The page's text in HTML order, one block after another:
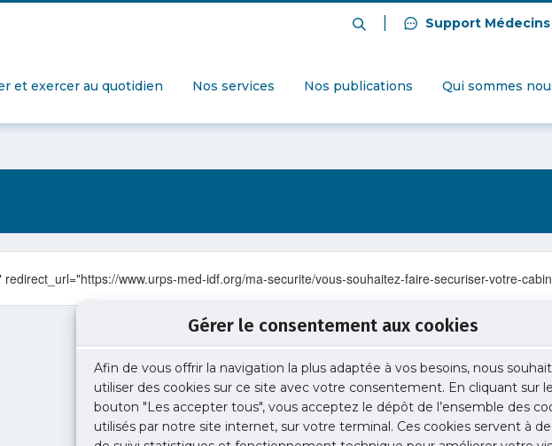
Gérer le consentement aux cookies
Afin de vous offrir la navigation la plus adaptée à vos besoins, nous
utiliser des cookies sur ce site avec votre consentement. En cliquant sur le
bouton "Les accepter tous", vous acceptez le dépôt de l’ensemble des
utilisés par notre site internet, sur votre terminal. Ces cookies servent à
Support Médecins
et exercer au quotidien Nos services Nos publications Qui sommes
www.urps-med-idf.org/ma-securite/vous-souhaitez-faire-securiser-votre-